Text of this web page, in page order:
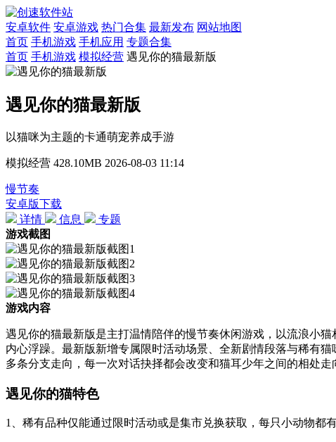
安卓软件 安卓游戏 热门合集 最新发布 网站地图
首页 手机游戏 手机应用 专题合集
首页 手机游戏 模拟经营 遇见你的猫最新版
遇见你的猫最新版
以猫咪为主题的卡通萌宠养成手游
模拟经营 428.10MB 2026-08-03 11:14
慢节奏
安卓版下载
详情
信息
专题
游戏截图
游戏内容
遇见你的猫最新版是主打温情陪伴的慢节奏休闲游戏，以流浪小
内心浮躁。最新版新增专属限时活动场景、全新剧情段落与稀有
多条分支走向，每一次对话抉择都会改变和猫耳少年之间的相处
遇见你的猫特色
1、稀有品种仅能通过限时活动或是集市兑换获取，每只小动物都